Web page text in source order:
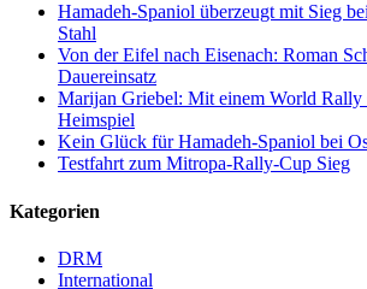
Hamadeh-Spaniol überzeugt mit Sieg
Stahl
Von der Eifel nach Eisenach: Roman
Dauereinsatz
Marijan Griebel: Mit einem World
Heimspiel
Kein Glück für Hamadeh-Spaniol bei
Testfahrt zum Mitropa-Rally-Cup Sieg
Kategorien
DRM
International